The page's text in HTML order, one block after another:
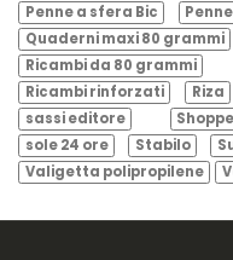
Penne a sfera Bic
Quaderni maxi 80 grammi
Ricambi da 80 grammi
Ricambi rinforzati
Riza
sassi editore
sole 24 ore
Stabilo
Valigetta polipropilene